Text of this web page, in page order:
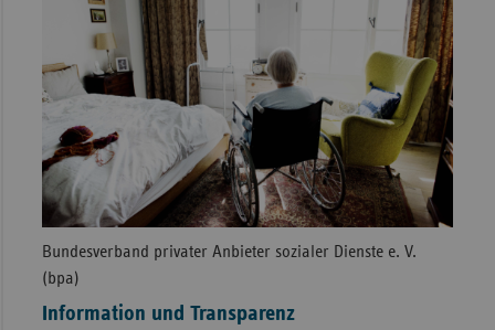
Bundesverband privater Anbieter sozialer Dienste e. V.
(bpa)
Information und Transparenz